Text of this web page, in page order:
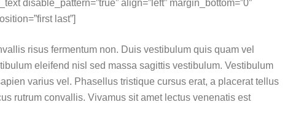
disable_pattern=”true” align=”left” margin_bottom=”0″
last”]
risus fermentum non. Duis vestibulum quis quam vel
eleifend nisl sed massa sagittis vestibulum. Vestibulum
varius vel. Phasellus tristique cursus erat, a placerat tellus
rutrum convallis. Vivamus sit amet lectus venenatis est